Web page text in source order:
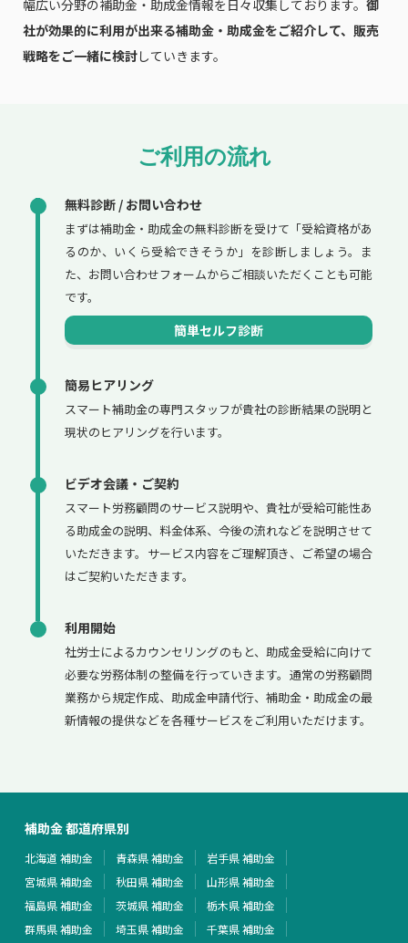
幅広い分野の補助金・助成金情報を日々収集しております。 御
社が効果的に利用が出来る補助金・助成金をご紹介して、販売
戦略をご一緒に検討していきます。
ご利用の流れ
無料診断 / お問い合わせ
まずは補助金・助成金の無料診断を受けて「受給資格があ
るのか、いくら受給できそうか」を診断しましょう。ま
た、お問い合わせフォームからご相談いただくことも可能
です。
簡単セルフ診断
簡易ヒアリング
スマート補助金の専門スタッフが貴社の診断結果の説明と
現状のヒアリングを行います。
ビデオ会議・ご契約
スマート労務顧問のサービス説明や、貴社が受給可能性あ
る助成金の説明、料金体系、今後の流れなどを説明させて
いただきます。サービス内容をご理解頂き、ご希望の場合
はご契約いただきます。
利用開始
社労士によるカウンセリングのもと、助成金受給に向けて
必要な労務体制の整備を行っていきます。通常の労務顧問
業務から規定作成、助成金申請代行、補助金・助成金の最
新情報の提供などを各種サービスをご利用いただけます。
補助金 都道府県別
北海道 補助金 青森県 補助金
岩手県 補助金
宮城県 補助金
秋田県 補助金
山形県 補助金
福島県 補助金
茨城県 補助金
栃木県 補助金
群馬県 補助金
埼玉県 補助金
千葉県 補助金